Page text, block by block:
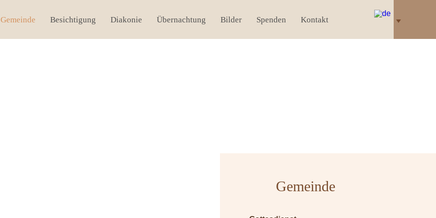
Gemeinde Besichtigung Diakonie Übernachtung Bilder Spenden Kontakt
Gemeinde